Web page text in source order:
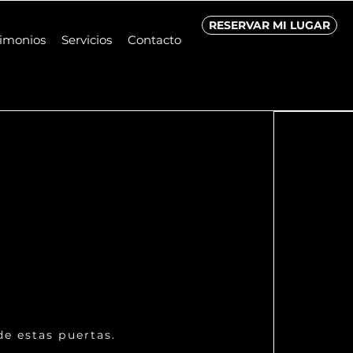
RESERVAR MI LUGAR
Servicios Contacto
estas puertas.